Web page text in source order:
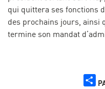
qui quittera ses fonctions
des prochains jours, ainsi
termine son mandat